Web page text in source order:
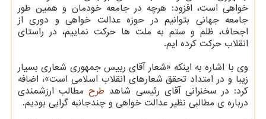
خواهی است، افزود: هرچه در جامعه خودمان و همین طور
جامعه جهانی بتوانیم در حوزه عدالت خواهی و دوری از
اجحاف، ظلم و ستم به ملت ها حرکت نماییم، در راستای
انقلاب حرکت کرده ایم.
وی با اشاره به اینکه «شعار آقای رییس جمهوری شعاری بسیار
زیبا و در امتداد تحقق شعارهای انقلاب اسلامی است»، اضافه
کرد: در سخنرانی آقای رئیسی شاهد طرحمطالب ارزشمندی
درباره ی مطالبی نظیر عدالت خواهی و چندجانبه گرایی بودیم.